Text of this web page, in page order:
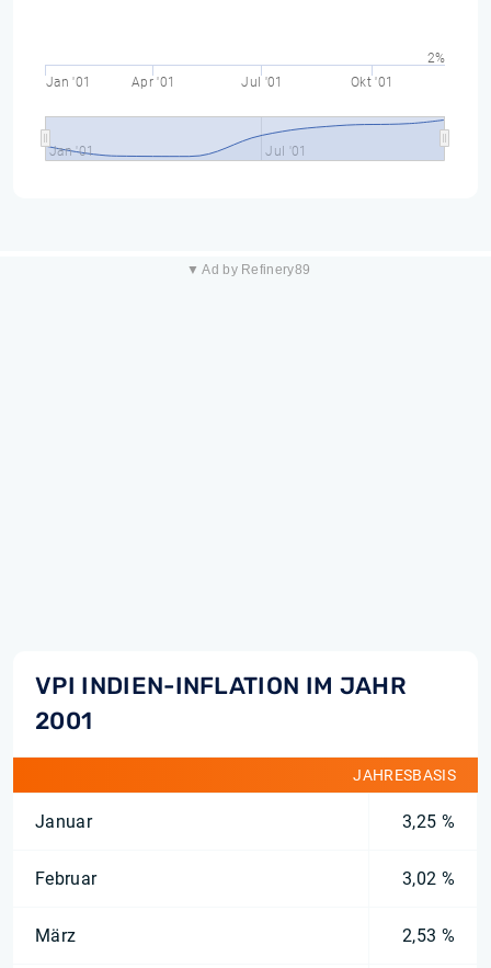
Jan '01 Apr '01 Jul '01 Okt '01
Jan '01 Jul '01
2%
▼ Ad by Refinery89
VPI INDIEN-INFLATION IM JAHR
2001
JAHRESBASIS
Januar 3,25 %
Februar 3,02 %
März 2,53 %